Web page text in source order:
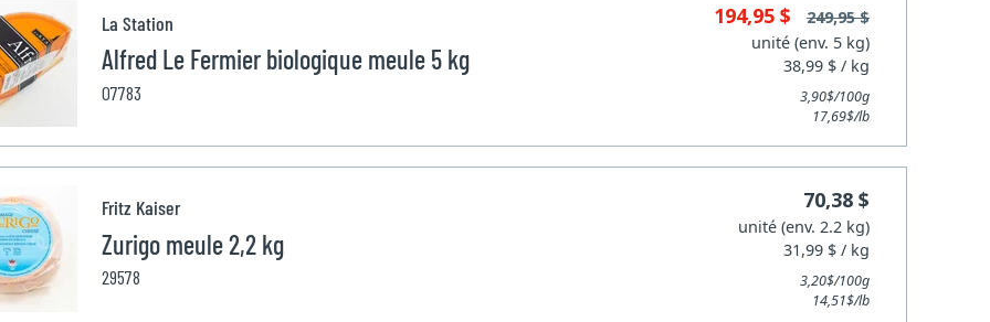
La Station
Alfred Le Fermier biologique meule 5 kg
07783
194,95 $
249,95 $
unité (env. 5 kg)
38,99 $ / kg
3,90$/100g
17,69$/lb
Fritz Kaiser
Zurigo meule 2,2 kg
29578
70,38 $
unité (env. 2.2 kg)
31,99 $ / kg
3,20$/100g
14,51$/lb